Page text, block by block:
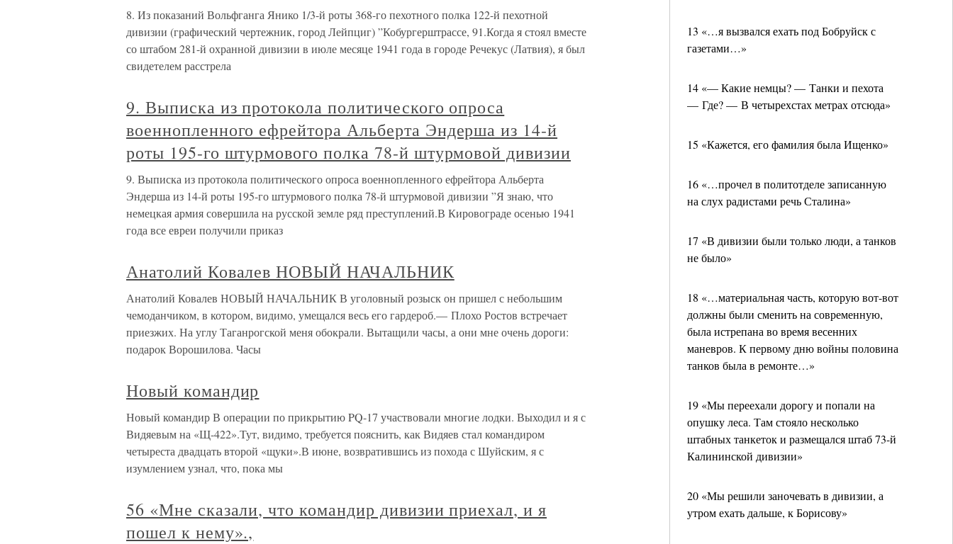
13 «…я вызвался ехать под Бобруйск с
газетами…»
14 «— Какие немцы? — Танки и пехота
— Где? — В четырехстах метрах отсюда»
15 «Кажется, его фамилия была Ищенко»
16 «…прочел в политотделе записанную
на слух радистами речь Сталина»
17 «В дивизии были только люди, а танков
не было»
18 «…материальная часть, которую вот-вот
должны были сменить на современную,
была истрепана во время весенних
маневров. К первому дню войны половина
танков была в ремонте…»
19 «Мы переехали дорогу и попали на
опушку леса. Там стояло несколько
штабных танкеток и размещался штаб 73-й
Калининской дивизии»
20 «Мы решили заночевать в дивизии, а
утром ехать дальше, к Борисову»
8. Из показаний Вольфганга Янико 1/3-й роты 368-го пехотного полка 122-й пехотной
дивизии (графический чертежник, город Лейпциг) ”Кобургерштрассе, 91.Когда я стоял вместе
со штабом 281-й охранной дивизии в июле месяце 1941 года в городе Речекус (Латвия), я был
свидетелем расстрела
9. Выписка из протокола политического опроса
военнопленного ефрейтора Альберта Эндерша из 14-й
роты 195-го штурмового полка 78-й штурмовой дивизии
9. Выписка из протокола политического опроса военнопленного ефрейтора Альберта
Эндерша из 14-й роты 195-го штурмового полка 78-й штурмовой дивизии ”Я знаю, что
немецкая армия совершила на русской земле ряд преступлений.В Кировограде осенью 1941
года все евреи получили приказ
Анатолий Ковалев НОВЫЙ НАЧАЛЬНИК
Анатолий Ковалев НОВЫЙ НАЧАЛЬНИК В уголовный розыск он пришел с небольшим
чемоданчиком, в котором, видимо, умещался весь его гардероб.— Плохо Ростов встречает
приезжих. На углу Таганрогской меня обокрали. Вытащили часы, а они мне очень дороги:
подарок Ворошилова. Часы
Новый командир
Новый командир В операции по прикрытию PQ-17 участвовали многие лодки. Выходил и я с
Видяевым на «Щ-422».Тут, видимо, требуется пояснить, как Видяев стал командиром
четыреста двадцать второй «щуки».В июне, возвратившись из похода с Шуйским, я с
изумлением узнал, что, пока мы
56 «Мне сказали, что командир дивизии приехал, и я
пошел к нему».,